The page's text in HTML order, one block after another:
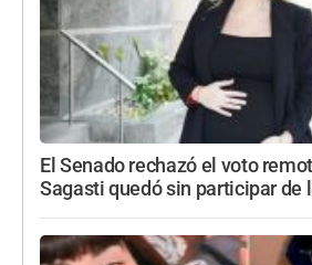
El Senado rechazó el voto
Sagasti quedó sin participar de